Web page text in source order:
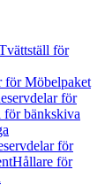
för
för Möbelpaket
för
för bänkskiva
för
Hållare för